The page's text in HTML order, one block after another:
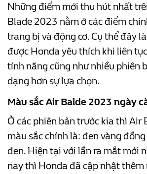
Những điểm mới thu hút nhất
Blade 2023 nằm ở các điểm
trang bị và động cơ. Cụ thể đây
được Honda yêu thích khi liên
tính năng cũng như nhiều phiên
dạng hơn sự lựa chọn.
Màu sắc Air Balde 2023 ngày
Ở các phiên bản trước kia thì Air
màu sắc chính là: đen vàng
đen. Hiện tại với lần ra mắt mới
nay thì Honda đã cập nhật thêm